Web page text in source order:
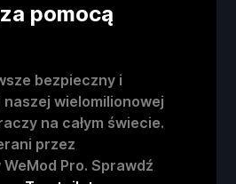
pomocą
bezpieczny i
wielomilionowej
na całym świecie.
przez
Pro. Sprawdź